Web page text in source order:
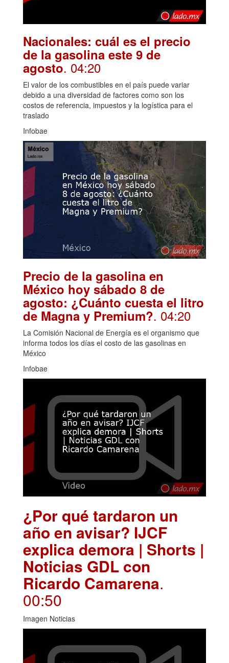
Nacionales: cuál es el precio
de la gasolina este 9 de
agosto. 04:20
El valor de los combustibles en el país puede variar
debido a una diversidad de factores como son los
costos de referencia, impuestos y la logística para el
traslado
Infobae
Precio de la gasolina en
México hoy sábado 8 de
agosto: ¿Cuánto cuesta el litro
de Magna y Premium?. 04:20
La Comisión Nacional de Energía es el organismo que
informa todos los días el costo de las gasolinas en
México
Infobae
¿Por qué tardaron un
año en avisar? IJCF
explica demora | Shorts |
Noticias GDL con
Ricardo Camarena.
00:50
Imagen Noticias